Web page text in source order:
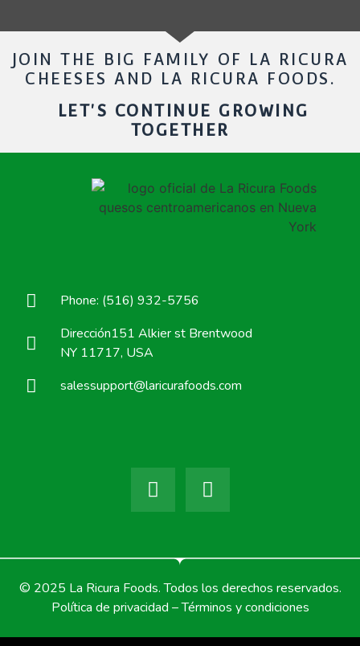
JOIN THE BIG FAMILY OF LA RICURA
CHEESES AND LA RICURA FOODS.
LET'S CONTINUE GROWING
TOGETHER
Phone: (516) 932-5756
Dirección151 Alkier st Brentwood
NY 11717, USA
salessupport@laricurafoods.com
© 2025 La Ricura Foods. Todos los derechos reservados.
Política de privacidad – Términos y condiciones